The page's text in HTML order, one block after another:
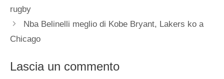
rugby
Nba Belinelli meglio di Kobe Bryant, Lakers ko a
Chicago
Lascia un commento